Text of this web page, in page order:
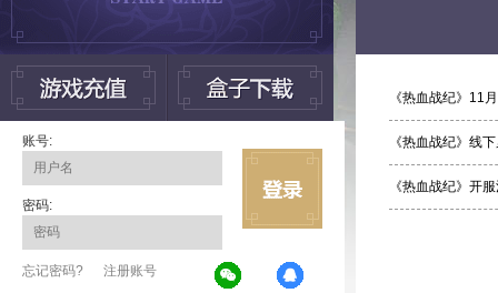
账号:
密码:
忘记密码? 注册账号
《热血战纪》11
《热血战纪》线
《热血战纪》开